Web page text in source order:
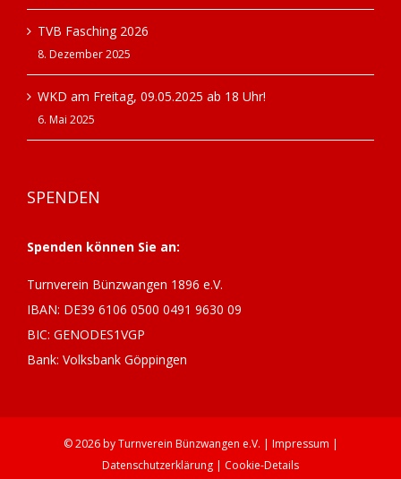
TVB Fasching 2026
8. Dezember 2025
WKD am Freitag, 09.05.2025 ab 18 Uhr!
6. Mai 2025
SPENDEN
Spenden können Sie an:
Turnverein Bünzwangen 1896 e.V.
IBAN: DE39 6106 0500 0491 9630 09
BIC: GENODES1VGP
Bank: Volksbank Göppingen
©2026 byTurnverein Bünzwangen e.V. | Impressum |
Datenschutzerklärung | Cookie-Details